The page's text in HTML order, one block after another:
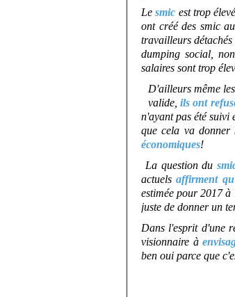
Lesmic est trop
ont créé des smic
travailleurs
dumping social,
salaires sont trop
D'ailleurs même
valide,ils ont
n'ayant pas été suivi
que cela va donner
économiques!
La question du
actuelsaffirment
estimée pour 2017 à
juste de donner un
Dans l'esprit d'une
visionnaire à
ben oui parce que